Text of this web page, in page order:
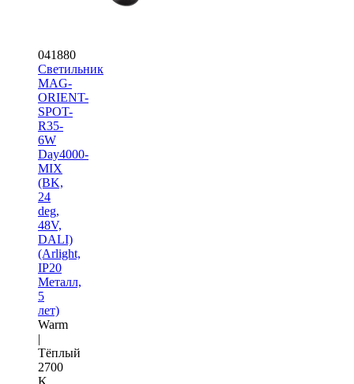
041880
Светильник
MAG-
ORIENT-
SPOT-
R35-
6W
Day4000-
MIX
(BK,
24
deg,
48V,
DALI)
(Arlight,
IP20
Металл,
5
лет)
Warm
|
Тёплый
2700
K